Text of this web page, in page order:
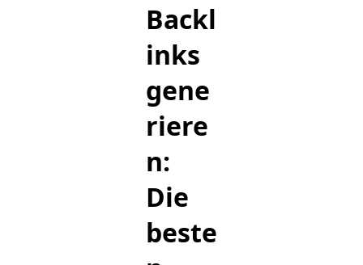
Backl
inks
gene
riere
n:
Die
beste